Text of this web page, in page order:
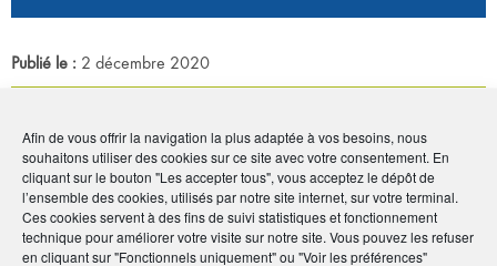
Afin de vous offrir la navigation la plus adaptée à vos besoins, nous
souhaitons utiliser des cookies sur ce site avec votre consentement. En
cliquant sur le bouton "Les accepter tous", vous acceptez le dépôt de
l’ensemble des cookies, utilisés par notre site internet, sur votre terminal.
Ces cookies servent à des fins de suivi statistiques et fonctionnement
technique pour améliorer votre visite sur notre site. Vous pouvez les refuser
en cliquant sur "Fonctionnels uniquement" ou "Voir les préférences"
Publié le : 2 décembre 2020
Imprimer
Partager